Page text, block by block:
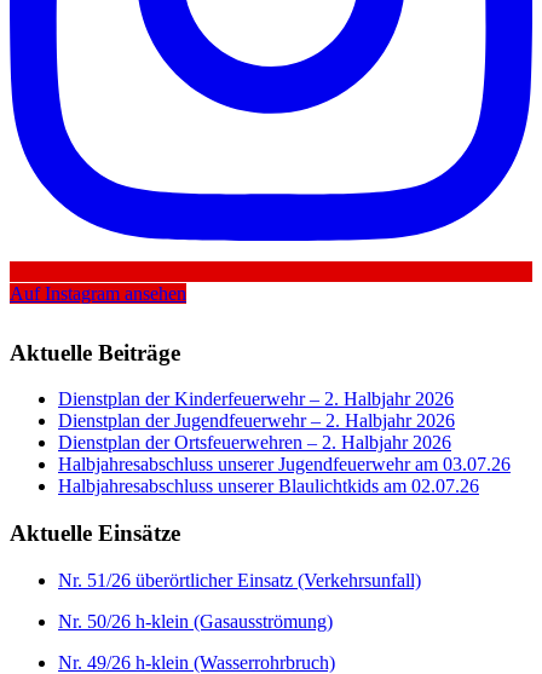
Auf Instagram ansehen
Aktuelle Beiträge
Dienstplan der Kinderfeuerwehr – 2. Halbjahr 2026
Dienstplan der Jugendfeuerwehr – 2. Halbjahr 2026
Dienstplan der Ortsfeuerwehren – 2. Halbjahr 2026
Halbjahresabschluss unserer Jugendfeuerwehr am 03.07.26
Halbjahresabschluss unserer Blaulichtkids am 02.07.26
Aktuelle Einsätze
Nr. 51/26 überörtlicher Einsatz (Verkehrsunfall)
Nr. 50/26 h-klein (Gasausströmung)
Nr. 49/26 h-klein (Wasserrohrbruch)